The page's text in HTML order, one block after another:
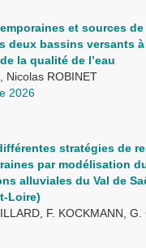
et sources de
deux bassins versants
la qualité de l’eau
Nicolas ROBINET
2026
stratégies de
par modélisation
alluviales du Val de
Loire)
F. KOCKMANN, G.